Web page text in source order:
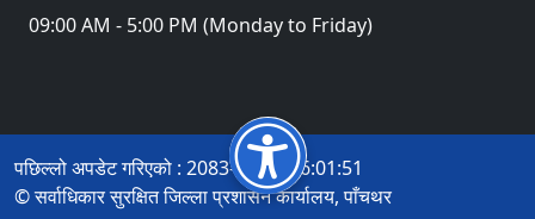
09:00 AM - 5:00 PM (Monday to Friday)
पछिल्लो अपडेट गरिएको : 2083-04-14 16:01:51
© सर्वाधिकार सुरक्षित जिल्ला प्रशासन कार्यालय, पाँचथर